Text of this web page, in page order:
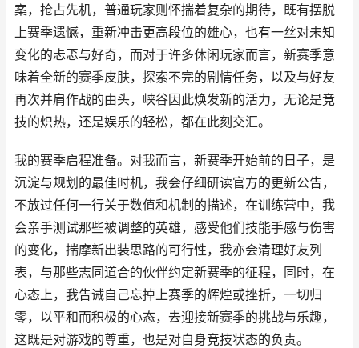
案，抢占先机，普通玩家则怀揣着复杂的期待，既有摆脱
上赛季遗憾，重新冲击更高段位的雄心，也有一丝对未知
变化的忐忑与好奇，而对于许多休闲玩家而言，新赛季意
味着全新的赛季皮肤，探索不完的剧情任务，以及与好友
再次并肩作战的由头，峡谷因此焕发新的活力，无论是竞
技的炽热，还是娱乐的轻松，都在此刻交汇。
我的赛季启程准备。对我而言，新赛季开始前的日子，是
沉淀与规划的最佳时机，我会仔细研读官方的更新公告，
不放过任何一行关于数值和机制的描述，在训练营中，我
会亲手测试那些被调整的英雄，感受他们技能手感与伤害
的变化，揣摩新出装思路的可行性，我亦会清理好友列
表，与那些志同道合的伙伴约定新赛季的征程，同时，在
心态上，我告诫自己忘掉上赛季的辉煌或挫折，一切归
零，以平和而积极的心态，去迎接新赛季的挑战与乐趣，
这既是对游戏的尊重，也是对自身竞技状态的负责。